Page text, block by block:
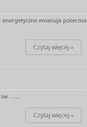
emanuja poterzna
Czytaj więcej »
.......
Czytaj więcej »